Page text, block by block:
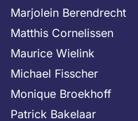
Marjolein Berendrecht
Matthis Cornelissen
Maurice Wielink
Michael Fisscher
Monique Broekhoff
Patrick Bakelaar